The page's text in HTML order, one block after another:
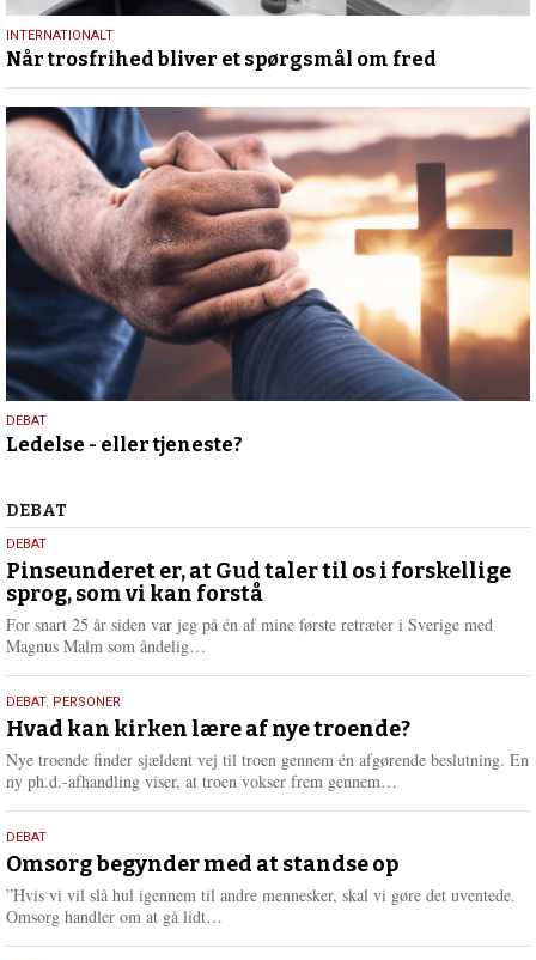
29.
juni
2026
INTERNATIONALT
Når trosfrihed bliver et spørgsmål om fred
10.
juni
DEBAT
Ledelse - eller tjeneste?
Debat
DEBAT
5.
august
2026
DEBAT
Pinseunderet er, at Gud taler til os i forskellige
sprog, som vi kan forstå
For snart 25 år siden var jeg på én af mine første retræter i Sverige med
Magnus Malm som åndelig…
e
r
e
25.
juli
2026
DEBAT, PERSONER
Hvad kan kirken lære af nye troende?
Nye troende finder sjældent vej til troen gennem én afgørende beslutning. En
ny ph.d.-afhandling viser, at troen vokser frem gennem…
e
r
e
9.
juli
2026
DEBAT
Omsorg begynder med at standse op
”Hvis vi vil slå hul igennem til andre mennesker, skal vi gøre det uventede.
Omsorg handler om at gå lidt…